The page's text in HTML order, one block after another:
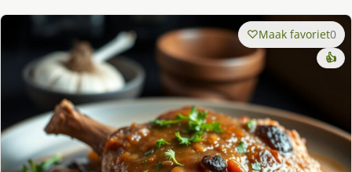
Maak favoriet0
👍